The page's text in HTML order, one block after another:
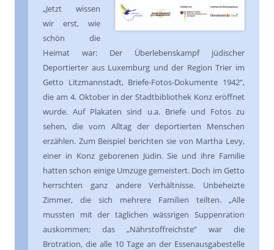
„Jetzt wissen
wir erst, wie
schön die
Heimat war: Der Überlebenskampf jüdischer
Deportierter aus Luxemburg und der Region Trier im
Getto Litzmannstadt, Briefe-Fotos-Dokumente 1942“,
die am 4. Oktober in der Stadtbibliothek Konz eröffnet
wurde. Auf Plakaten sind u.a. Briefe und Fotos zu
sehen, die vom Alltag der deportierten Menschen
erzählen. Zum Beispiel berichten sie von Martha Levy,
einer in Konz geborenen Jüdin. Sie und ihre Familie
hatten schon einige Umzüge gemeistert. Doch im Getto
herrschten ganz andere Verhältnisse. Unbeheizte
Zimmer, die sich mehrere Familien teilten. „Alle
mussten mit der täglichen wässrigen Suppenration
auskommen; das „Nährstoffreichste“ war die
Brotration, die alle 10 Tage an der Essenausgabestelle